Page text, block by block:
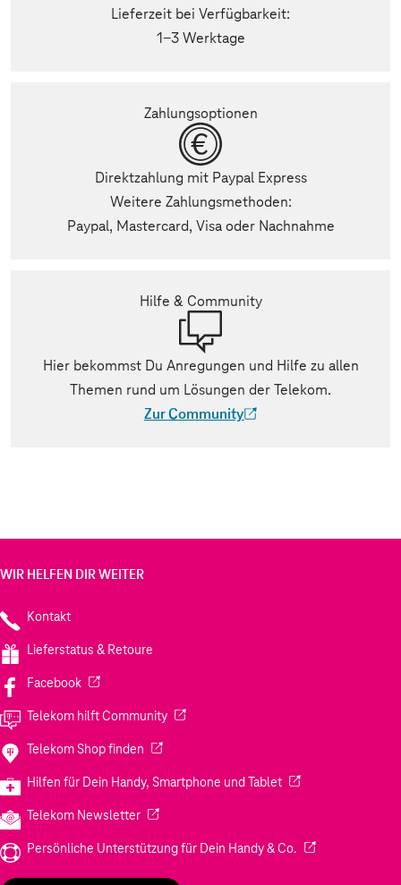
Lieferzeit bei Verfügbarkeit:
1-3 Werktage
Zahlungsoptionen
Direktzahlung mit Paypal Express
Weitere Zahlungsmethoden:
Paypal, Mastercard, Visa oder Nachnahme
Hilfe & Community
Hier bekommst Du Anregungen und Hilfe zu allen
Themen rund um Lösungen der Telekom.
Zur Community
(Der Link wird in einem neuen Tab
WIR HELFEN DIR WEITER
Kontakt
Lieferstatus & Retoure
Facebook(Wird in einem neuen Tab geöffnet)
Telekom hilft Community(Wird in einem neuen Tab geöffnet)
Telekom Shop finden (Wird in einem neuen Tab geöffnet)
Hilfen für Dein Handy, Smartphone und Tablet(Wird in einem
Telekom Newsletter(Wird in einem neuen Tab geöffnet)
Persönliche Unterstützung für Dein Handy & Co. (Wird in einem